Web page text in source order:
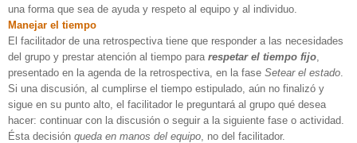
una forma que sea de ayuda y respeto al equipo y al individuo.
Manejar el tiempo
El facilitador de una retrospectiva tiene que responder a las necesidades
del grupo y prestar atención al tiempo para respetar el tiempo fijo
presentado en la agenda de la retrospectiva, en la fase Setear el estado
Si una discusión, al cumplirse el tiempo estipulado, aún no finalizó y
sigue en su punto alto, el facilitador le preguntará al grupo qué desea
hacer: continuar con la discusión o seguir a la siguiente fase o actividad.
Ésta decisión queda en manos del equipo , no del facilitador.